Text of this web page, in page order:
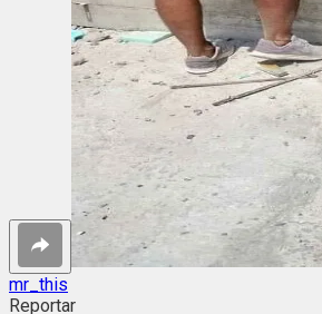
mr_this
Reportar